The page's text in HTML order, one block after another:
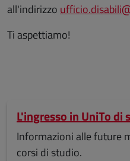
all'indirizzo
Ti aspettiamo!
L'ingresso in UniTo
Informazioni alle future
corsi di studio.